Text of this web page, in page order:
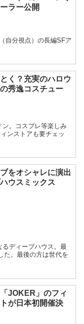
ラー公開
自分視点）の長編SFア
く？充実のハロウ
秀逸コスチュー
ン。コスプレ等楽しみ
ンストアも要チェッ
をオシャレに演出
ウスミックス
るディープハウス。最
た。最後の方は世代を
JOKER」のフィ
が日本初開催決